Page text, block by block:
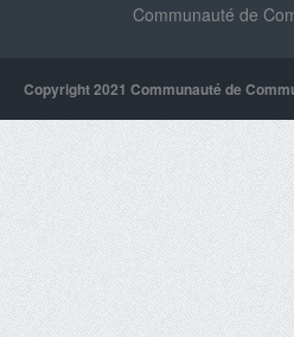
Communauté de
Copyright 2021 Communauté de